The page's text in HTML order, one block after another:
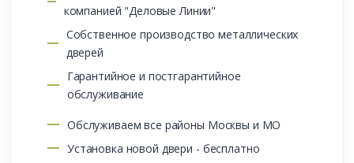
компанией "Деловые Линии"
Собственное производство металлических
дверей
Гарантийное и постгарантийное
обслуживание
Обслуживаем все районы Москвы и МО
Установка новой двери - бесплатно